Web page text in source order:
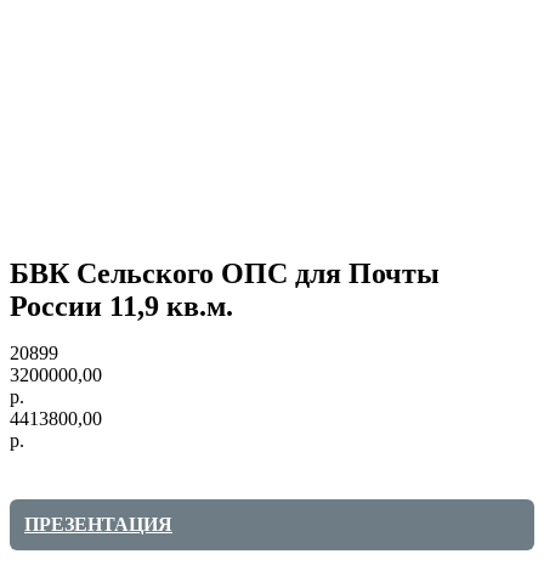
БВК Сельского ОПС для Почты
России 11,9 кв.м.
20899
3200000,00
р.
4413800,00
р.
ПРЕЗЕНТАЦИЯ